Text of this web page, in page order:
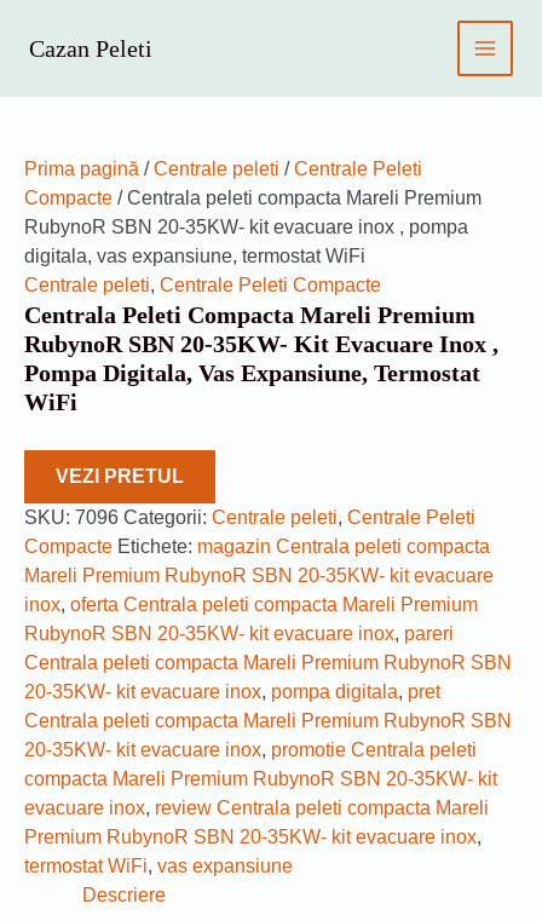
Cazan Peleti
MAIN
Prima pagină /Centrale peleti /Centrale Peleti
Compacte / Centrala peleti compacta Mareli Premium
RubynoR SBN 20-35KW- kit evacuare inox , pompa
digitala, vas expansiune, termostat WiFi
Centrale peleti, Centrale Peleti Compacte
Centrala Peleti Compacta Mareli Premium
RubynoR SBN 20-35KW- Kit Evacuare Inox ,
Pompa Digitala, Vas Expansiune, Termostat
WiFi
VEZI PRETUL
SKU: 7096 Categorii: Centrale peleti, Centrale Peleti
Compacte Etichete: magazin Centrala peleti compacta
Mareli Premium RubynoR SBN 20-35KW- kit evacuare
inox, oferta Centrala peleti compacta Mareli Premium
RubynoR SBN 20-35KW- kit evacuare inox, pareri
Centrala peleti compacta Mareli Premium RubynoR SBN
20-35KW- kit evacuare inox, pompa digitala, pret
Centrala peleti compacta Mareli Premium RubynoR SBN
20-35KW- kit evacuare inox, promotie Centrala peleti
compacta Mareli Premium RubynoR SBN 20-35KW- kit
evacuare inox, review Centrala peleti compacta Mareli
Premium RubynoR SBN 20-35KW- kit evacuare inox,
termostat WiFi, vas expansiune
Descriere